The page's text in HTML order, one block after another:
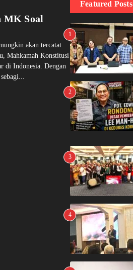
MK Soal
akan tercatat
Mahkamah Konstitusi
di Indonesia. Dengan
Featured Posts
1
2
3
4